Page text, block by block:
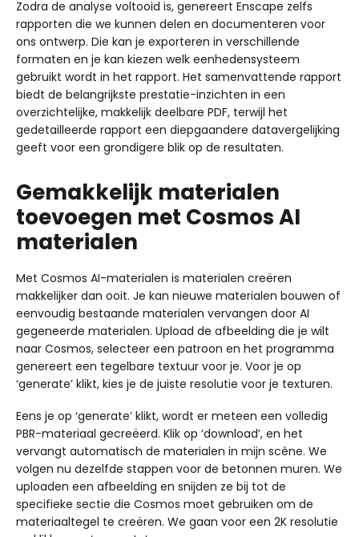
Zodra de analyse voltooid is, genereert Enscape zelfs
rapporten die we kunnen delen en documenteren voor
ons ontwerp. Die kan je exporteren in verschillende
formaten en je kan kiezen welk eenhedensysteem
gebruikt wordt in het rapport. Het samenvattende rapport
biedt de belangrijkste prestatie-inzichten in een
overzichtelijke, makkelijk deelbare PDF, terwijl het
gedetailleerde rapport een diepgaandere datavergelijking
geeft voor een grondigere blik op de resultaten.
Gemakkelijk materialen
toevoegen met Cosmos AI
materialen
Met Cosmos AI-materialen is materialen creëren
makkelijker dan ooit. Je kan nieuwe materialen bouwen of
eenvoudig bestaande materialen vervangen door AI
gegeneerde materialen. Upload de afbeelding die je wilt
naar Cosmos, selecteer een patroon en het programma
genereert een tegelbare textuur voor je. Voor je op
‘generate’ klikt, kies je de juiste resolutie voor je texturen.
Eens je op ‘generate’ klikt, wordt er meteen een volledig
PBR-materiaal gecreëerd. Klik op ‘download’, en het
vervangt automatisch de materialen in mijn scène. We
volgen nu dezelfde stappen voor de betonnen muren. We
uploaden een afbeelding en snijden ze bij tot de
specifieke sectie die Cosmos moet gebruiken om de
materiaaltegel te creëren. We gaan voor een 2K resolutie